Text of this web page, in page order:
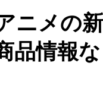
ニメの
品情報